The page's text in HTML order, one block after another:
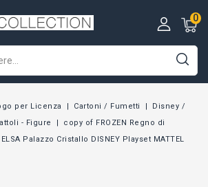
0
per Licenza Cartoni / Fumetti
Disney /
- Figure
copy of FROZEN Regno di
Palazzo Cristallo DISNEY Playset MATTEL